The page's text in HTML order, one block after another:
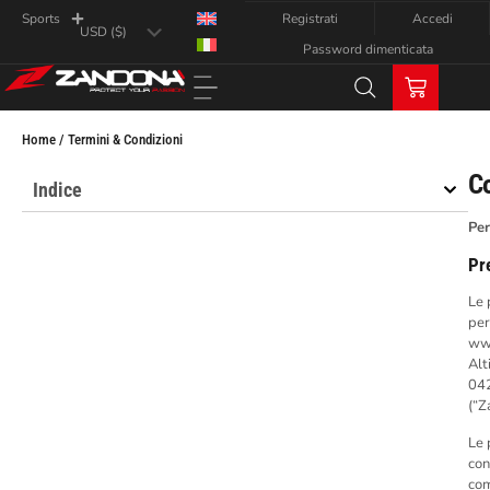
Sports Registrati
Accedi
Password dimenticata
Home / Termini & Condizioni
Indice
Le
Le